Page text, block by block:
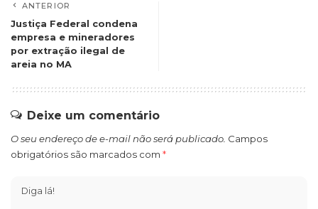
ANTERIOR
Justiça Federal condena
empresa e mineradores
por extração ilegal de
areia no MA
Deixe um comentário
O seu endereço de e-mail não será publicado. Campos
obrigatórios são marcados com *